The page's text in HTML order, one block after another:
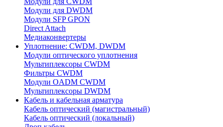
Модули для DWDM
Модули SFP GPON
Direct Attach
Медиаконвертеры
Уплотнение: CWDM, DWDM
Модули оптического уплотнения
Мультиплексоры CWDM
Фильтры CWDM
Модули OADM CWDM
Мультиплексоры DWDM
Кабель и кабельная арматура
Кабель оптический (магистральный)
Кабель оптический (локальный)